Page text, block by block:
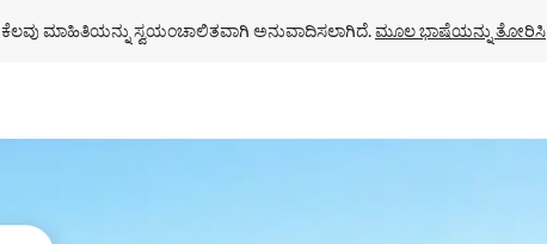
ಕೆಲವು ಮಾಹಿತಿಯನ್ನು ಸ್ವಯಂಚಾಲಿತವಾಗಿ ಅನುವಾದಿಸಲಾಗಿದೆ. ಮೂಲ ಭಾಷೆಯನ್ನು ತೋರಿಸಿ